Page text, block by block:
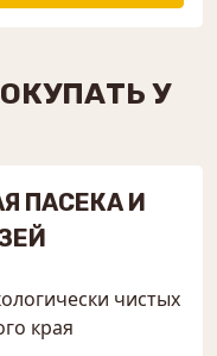
У
ПАСЕКА И
чистых
края